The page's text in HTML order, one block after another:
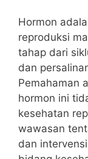
Hormon
reproduksi
tahap dari
dan
Pemahaman
hormon ini
kesehatan
wawasan
dan